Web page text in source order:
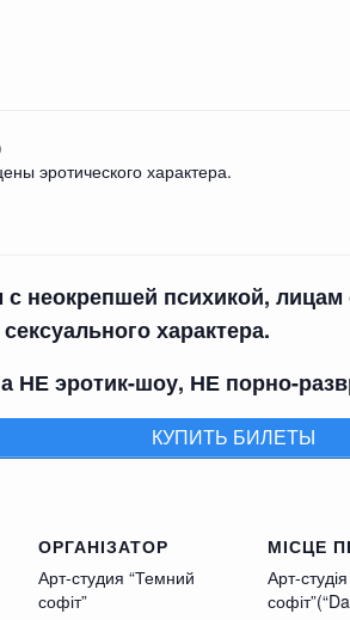
эротического характера.
с неокрепшей психикой,
характера.
НЕ эротик-шоу, НЕ порно-
КУПИТЬ БИЛЕТЫ
ОРГАНІЗАТОР
Арт-студия “Темний
софіт”
МІСЦЕ
Арт-